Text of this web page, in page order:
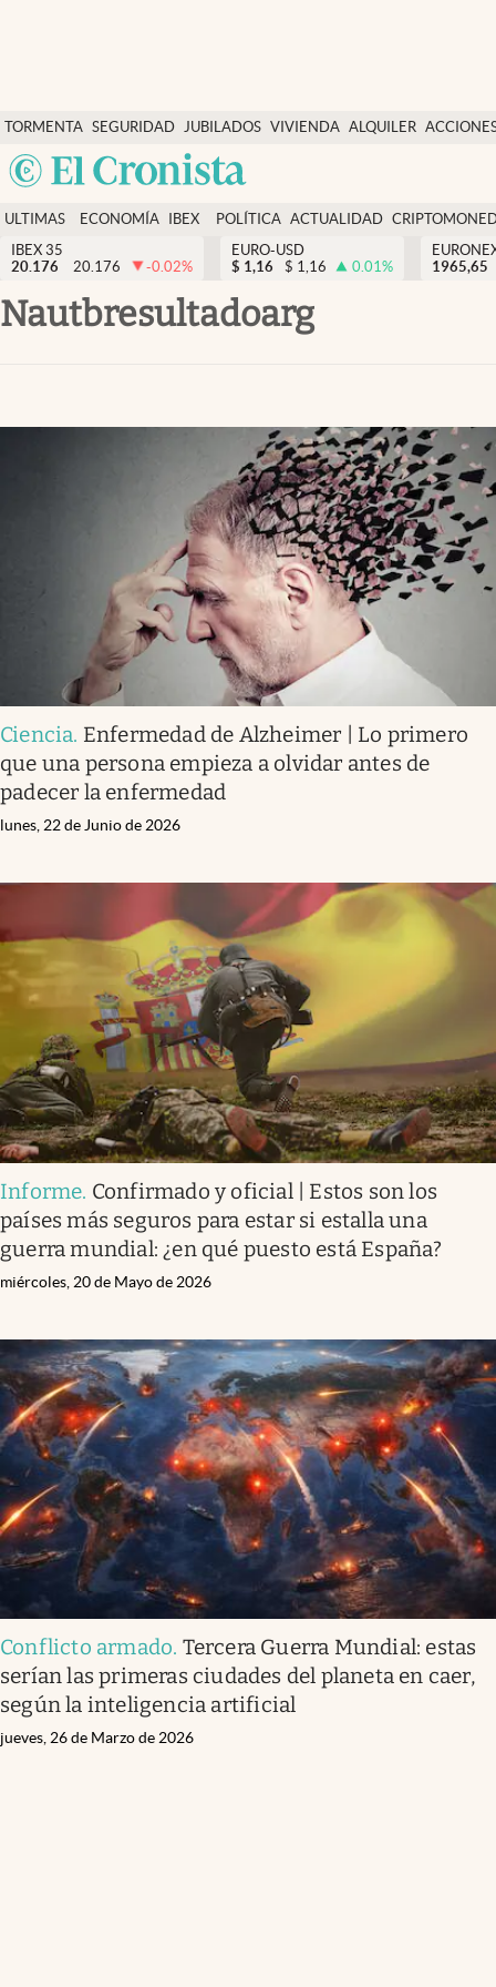
TORMENTA SEGURIDAD
SOCIAL
JUBILADOS VIVIENDA ALQUILER
USA
Economía y finanzas
Política
Actualidad
Criptomonedas
España
ULTIMAS
NOTICIAS
ECONOMÍA
FINANZAS
IBEX
EURO
POLÍTICA ACTUALIDAD
IBEX 35
20.176
20.176 -0.02%
EURO-USD
$ 1,16 $ 1,16 0.01%
1965,65
nautbresultadoarg
Ciencia. Enfermedad de Alzheimer | Lo primero
que una persona empieza a olvidar antes de
padecer la enfermedad
lunes, 22 de Junio de 2026
Informe. Confirmado y oficial | Estos son los
países más seguros para estar si estalla una
guerra mundial: ¿en qué puesto está España?
miércoles, 20 de Mayo de 2026
Conflicto armado. Tercera Guerra Mundial: estas
serían las primeras ciudades del planeta en caer,
según la inteligencia artificial
jueves, 26 de Marzo de 2026